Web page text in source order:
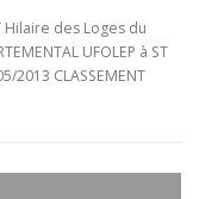
Hilaire des Loges du
UFOLEP à ST
CLASSEMENT